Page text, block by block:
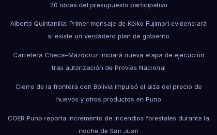
20 obras del presupuesto participativo
Alberto Quintanilla: Primer mensaje de Keiko Fujimori evidenciará
si existe un verdadero plan de gobierno
Carretera Checa–Mazocruz iniciará nueva etapa de ejecución
tras autorización de Provías Nacional
Cierre de la frontera con Bolivia impulsó el alza del precio de
huevos y otros productos en Puno
COER Puno reporta incremento de incendios forestales durante la
noche de San Juan